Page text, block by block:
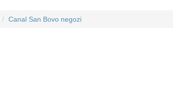
Canal San Bovo negozi